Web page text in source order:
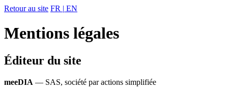
Retour au site FR | EN
Mentions légales
Éditeur du site
meeDIA — SAS, société par actions simplifiée